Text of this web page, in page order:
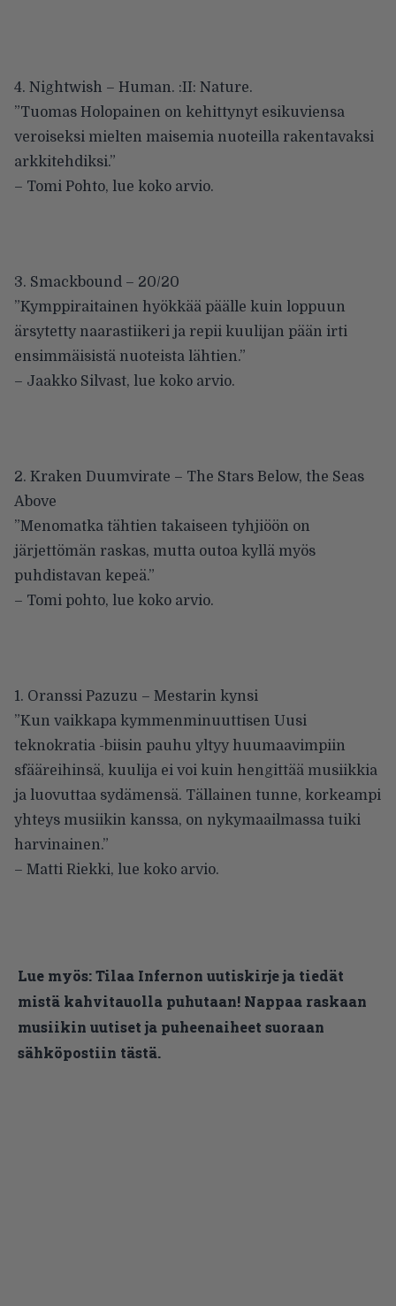
4. Nightwish – Human. :II: Nature.
”Tuomas Holopainen on kehittynyt esikuviensa
veroiseksi mielten maisemia nuoteilla rakentavaksi
arkkitehdiksi.”
– Tomi Pohto, lue koko arvio.
3. Smackbound – 20/20
”Kymppiraitainen hyökkää päälle kuin loppuun
ärsytetty naarastiikeri ja repii kuulijan pään irti
ensimmäisistä nuoteista lähtien.”
– Jaakko Silvast, lue koko arvio.
2. Kraken Duumvirate – The Stars Below, the Seas
Above
”Menomatka tähtien takaiseen tyhjiöön on
järjettömän raskas, mutta outoa kyllä myös
puhdistavan kepeä.”
– Tomi pohto, lue koko arvio.
1. Oranssi Pazuzu – Mestarin kynsi
”Kun vaikkapa kymmenminuuttisen Uusi
teknokratia -biisin pauhu yltyy huumaavimpiin
sfääreihinsä, kuulija ei voi kuin hengittää musiikkia
ja luovuttaa sydämensä. Tällainen tunne, korkeampi
yhteys musiikin kanssa, on nykymaailmassa tuiki
harvinainen.”
– Matti Riekki, lue koko arvio.
Lue myös:Tilaa Infernon uutiskirje ja tiedät
mistä kahvitauolla puhutaan! Nappaa raskaan
musiikin uutiset ja puheenaiheet suoraan
sähköpostiin tästä.